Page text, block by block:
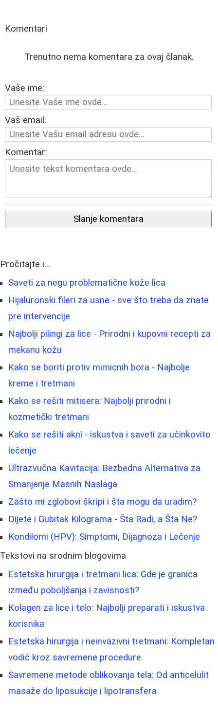
Komentari
Trenutno nema komentara za ovaj članak.
Vaše ime:
Vaš email:
Komentar:
Slanje komentara
Pročitajte i...
Saveti za negu problematične kože lica
Hijaluronski fileri za usne - sve što treba da znate
pre intervencije
Najbolji pilingi za lice - Prirodni i kupovni recepti za
mekanu kožu
Kako se boriti protiv mimicnih bora - Najbolje
kreme i tretmani
Kako se rešiti mitisera: Najbolji prirodni i
kozmetički tretmani
Kako se rešiti akni - iskustva i saveti za učinkovito
lečenje
Ultrazvučna Kavitacija: Bezbedna Alternativa za
Smanjenje Masnih Naslaga
Zašto mi zglobovi škripi i šta mogu da uradim?
Dijete i Gubitak Kilograma - Šta Radi, a Šta Ne?
Kondilomi (HPV): Simptomi, Dijagnoza i Lečenje
Tekstovi na srodnim blogovima
Estetska hirurgija i tretmani lica: Gde je granica
između poboljšanja i zavisnosti?
Kolagen za lice i telo: Najbolji preparati i iskustva
korisnika
Estetska hirurgija i neinvazivni tretmani: Kompletan
vodič kroz savremene procedure
Savremene metode oblikovanja tela: Od anticelulit
masaže do liposukcije i lipotransfera